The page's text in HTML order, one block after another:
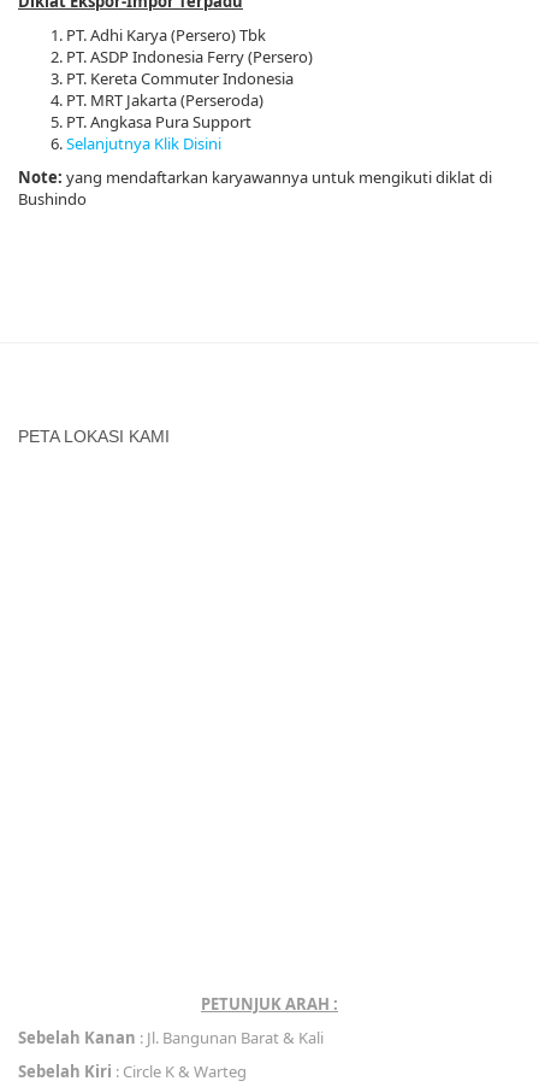
PT. Adhi Karya (Persero) Tbk
PT. ASDP Indonesia Ferry (Persero)
PT. Kereta Commuter Indonesia
PT. MRT Jakarta (Perseroda)
PT. Angkasa Pura Support
Selanjutnya Klik Disini
Note: yang mendaftarkan karyawannya untuk mengikuti diklat di
Bushindo
PETA LOKASI KAMI
PETUNJUK ARAH :
Sebelah Kanan : Jl. Bangunan Barat & Kali
Sebelah Kiri : Circle K & Warteg